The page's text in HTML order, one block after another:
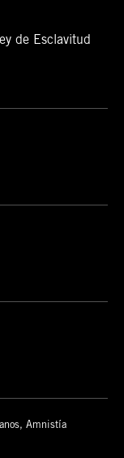
de Esclavitud
Amnistía